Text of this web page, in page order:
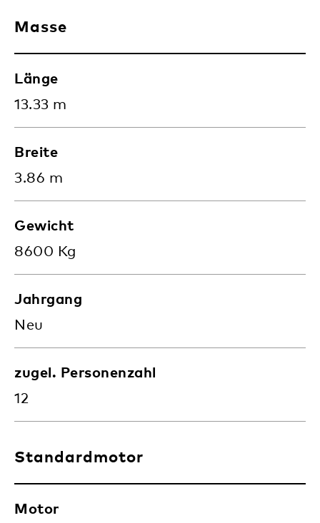
Masse
Länge
13.33 m
Breite
3.86 m
Gewicht
8600 Kg
Jahrgang
Neu
zugel. Personenzahl
12
Standardmotor
Motor